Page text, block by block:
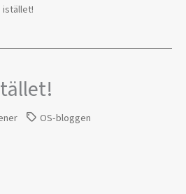
istället!
OS-bloggen